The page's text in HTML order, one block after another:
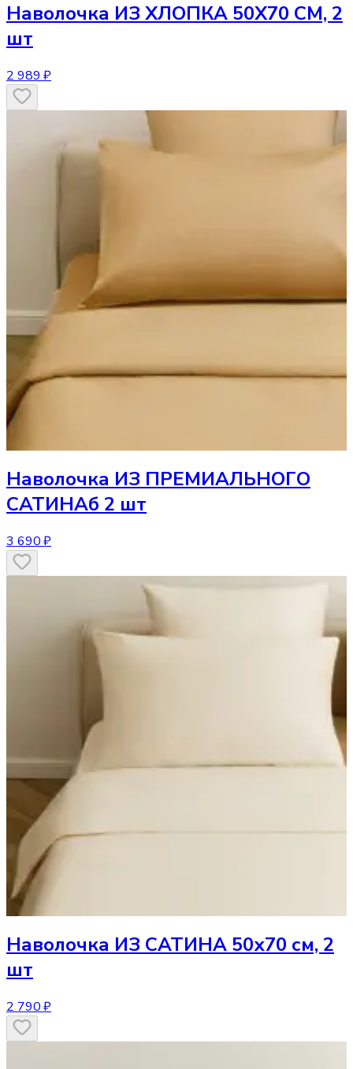
Наволочка ИЗ ХЛОПКА 50Х70 СМ, 2
шт
2 989 ₽
Наволочка ИЗ ПРЕМИАЛЬНОГО
САТИНАб 2 шт
3 690 ₽
Наволочка ИЗ САТИНА 50х70 см, 2
шт
2 790 ₽